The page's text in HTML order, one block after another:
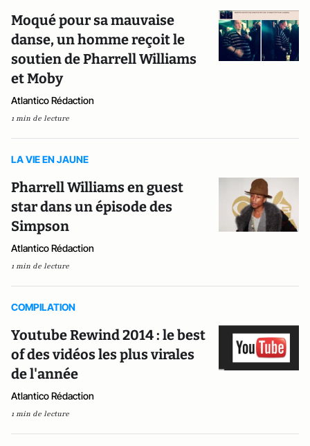
Moqué pour sa mauvaise
danse, un homme reçoit le
soutien de Pharrell Williams
et Moby
Atlantico Rédaction
1 min de lecture
LA VIE EN JAUNE
Pharrell Williams en guest
star dans un épisode des
Simpson
Atlantico Rédaction
1 min de lecture
COMPILATION
Youtube Rewind 2014 : le best
of des vidéos les plus virales
de l'année
Atlantico Rédaction
1 min de lecture